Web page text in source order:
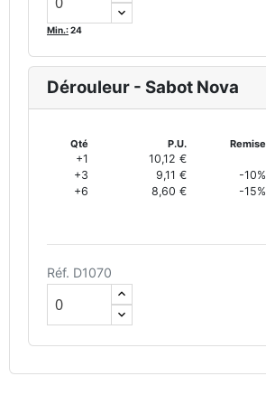
Min.:24
Dérouleur - Sabot Nova
Qté P.U. Remise
+1
10,12 €
+3
9,11 €
-10%
+6
8,60 € -15%
Réf. D1070